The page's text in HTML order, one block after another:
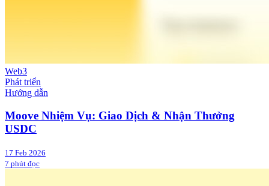
Web3
Phát triển
Hướng dẫn
Moove Nhiệm Vụ: Giao Dịch & Nhận Thưởng
USDC
17 Feb 2026
7 phút đọc